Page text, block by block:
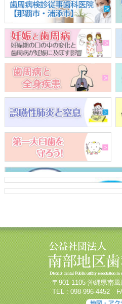
〒901-1105 沖縄県南
TEL : 098-996-4452